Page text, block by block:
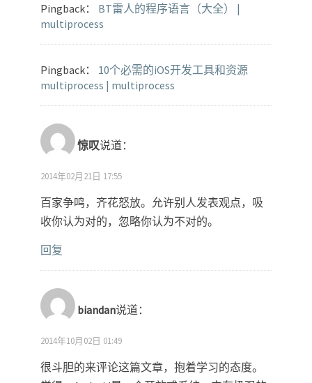
Pingback： BT雷人的程序语言（大全） |
multiprocess
Pingback： 10个必需的iOS开发工具和资源
multiprocess | multiprocess
惊叹说道：
2014年02月21日 17:55
百家争鸣，齐花怒放。允许别人发表观点，吸
收你认为对的，忽略你认为不对的。
回复
biandan说道：
2014年10月02日 01:49
很斗胆的来评论这篇文章，抱着学习的态度。